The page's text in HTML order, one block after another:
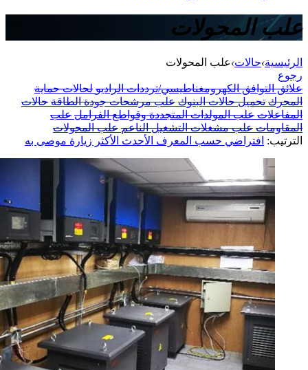
علب المحولات
الرئيسية›حالات›علب المحولات
رجوع
علائق التوافق الكهرومغناطيسي/ترددات الراديو لحالات حماية
المحرك تحميل حالات البنوك علب مرشحات جودة الطاقة حالات
المفاعلات علب المولدات المتجددة وقواطع الفرامل علب
المقاومات علب مشغلات التشغيل الناعم علب المحولات
الترتيب: افتراضي حسب المعرف الأحدث الأكثر زيارة موصى به